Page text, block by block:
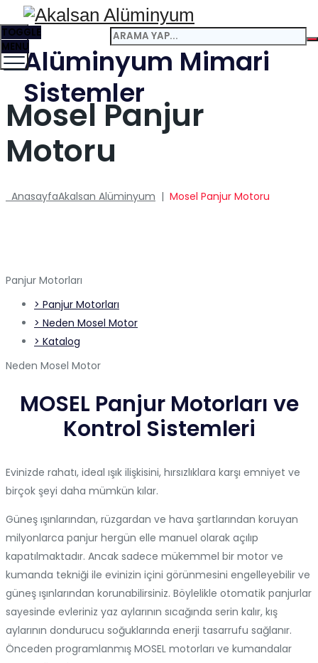
Alüminyum Mimari
Sistemler
TOGGLE
MENU
Mosel Panjur
Motoru
AnasayfaAkalsan Alüminyum | Mosel Panjur Motoru
Panjur Motorları
> Panjur Motorları
> Neden Mosel Motor
> Katalog
Neden Mosel Motor
MOSEL Panjur Motorları ve
Kontrol Sistemleri
Evinizde rahatı, ideal ışık ilişkisini, hırsızlıklara karşı emniyet ve
birçok şeyi daha mümkün kılar.
Güneş ışınlarından, rüzgardan ve hava şartlarından koruyan
milyonlarca panjur hergün elle manuel olarak açılıp
kapatılmaktadır. Ancak sadece mükemmel bir motor ve
kumanda tekniği ile evinizin içini görünmesini engelleyebilir ve
güneş ışınlarından korunabilirsiniz. Böylelikle otomatik panjurlar
sayesinde evleriniz yaz aylarının sıcağında serin kalır, kış
aylarının dondurucu soğuklarında enerji tasarrufu sağlanır.
Önceden programlanmış MOSEL motorları ve kumandalar